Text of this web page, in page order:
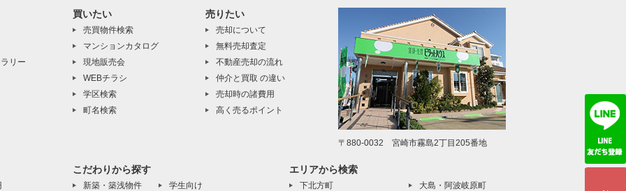
リー
買いたい
売買物件検索
マンションカタログ
現地販売会
WEBチラシ
学区検索
町名検索
売りたい
売却について
無料売却査定
不動産売却の流れ
仲介と買取 の違い
売却時の諸費用
高く売るポイント
〒880-0032 宮崎市霧島2丁目205番地
こだわりから探す
新築・築浅物件
学生向け
エリアから検索
下北方町
大島・阿波岐原町